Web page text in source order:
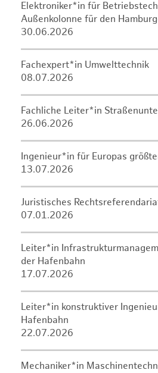
Elektroniker*in für
Außenkolonne für den
30.06.2026
Fachexpert*in Umwelttechnik
08.07.2026
Fachliche Leiter*in
26.06.2026
Ingenieur*in für Europas
13.07.2026
Juristisches
07.01.2026
Leiter*in
der Hafenbahn
17.07.2026
Leiter*in konstruktiver
Hafenbahn
22.07.2026
Mechaniker*in